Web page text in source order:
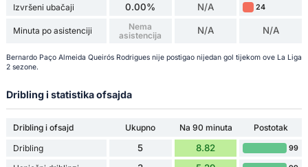
Izvršeni ubačaji 0.00% N/A 24
Minuta po asistenciji
Nema
asistencija
N/A N/A
Bernardo Paço Almeida Queirós Rodrigues nije postigao nijedan gol tijekom ove La Liga
2 sezone.
Dribling i statistika ofsajda
Dribling i ofsajd Ukupno Na 90 minuta
Postotak
Dribling
5 8.82 99